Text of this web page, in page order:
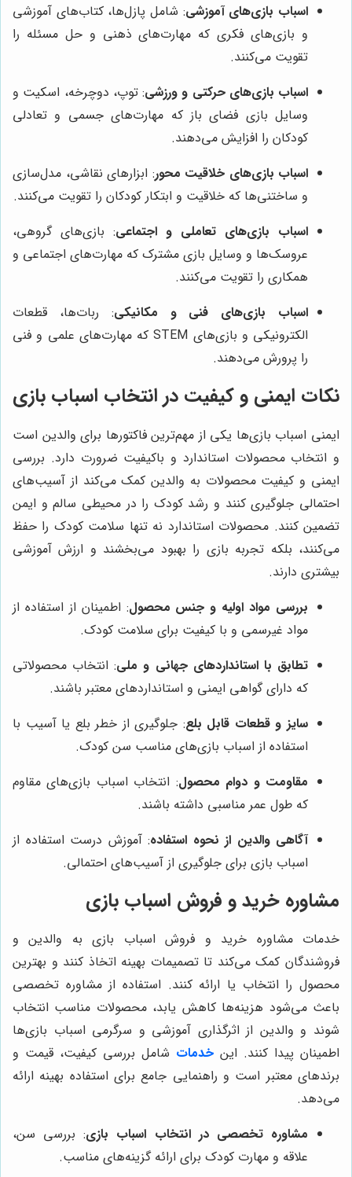
اسباب بازی‌های آموزشی: شامل پازل‌ها، کتاب‌های آموزشی
و بازی‌های فکری که مهارت‌های ذهنی و حل مسئله را
تقویت می‌کنند.
اسباب بازی‌های حرکتی و ورزشی: توپ، دوچرخه، اسکیت و
وسایل بازی فضای باز که مهارت‌های جسمی و تعادلی
کودکان را افزایش می‌دهند.
اسباب بازی‌های خلاقیت محور: ابزارهای نقاشی، مدل‌سازی
و ساختنی‌ها که خلاقیت و ابتکار کودکان را تقویت می‌کنند.
اسباب بازی‌های تعاملی و اجتماعی: بازی‌های گروهی،
عروسک‌ها و وسایل بازی مشترک که مهارت‌های اجتماعی و
همکاری را تقویت می‌کنند.
اسباب بازی‌های فنی و مکانیکی: ربات‌ها، قطعات
الکترونیکی و بازی‌های STEM که مهارت‌های علمی و فنی
را پرورش می‌دهند.
نکات ایمنی و کیفیت در انتخاب اسباب بازی
ایمنی اسباب بازی‌ها یکی از مهم‌ترین فاکتورها برای والدین است
و انتخاب محصولات استاندارد و باکیفیت ضرورت دارد. بررسی
ایمنی و کیفیت محصولات به والدین کمک می‌کند از آسیب‌های
احتمالی جلوگیری کنند و رشد کودک را در محیطی سالم و ایمن
تضمین کنند. محصولات استاندارد نه تنها سلامت کودک را حفظ
می‌کنند، بلکه تجربه بازی را بهبود می‌بخشند و ارزش آموزشی
بیشتری دارند.
بررسی مواد اولیه و جنس محصول: اطمینان از استفاده از
مواد غیرسمی و با کیفیت برای سلامت کودک.
تطابق با استانداردهای جهانی و ملی: انتخاب محصولاتی
که دارای گواهی ایمنی و استانداردهای معتبر باشند.
سایز و قطعات قابل بلع: جلوگیری از خطر بلع یا آسیب با
استفاده از اسباب بازی‌های مناسب سن کودک.
مقاومت و دوام محصول: انتخاب اسباب بازی‌های مقاوم
که طول عمر مناسبی داشته باشند.
آگاهی والدین از نحوه استفاده: آموزش درست استفاده از
اسباب بازی برای جلوگیری از آسیب‌های احتمالی.
مشاوره خرید و فروش اسباب بازی
خدمات مشاوره خرید و فروش اسباب بازی به والدین و
فروشندگان کمک می‌کند تا تصمیمات بهینه اتخاذ کنند و بهترین
محصول را انتخاب یا ارائه کنند. استفاده از مشاوره تخصصی
باعث می‌شود هزینه‌ها کاهش یابد، محصولات مناسب انتخاب
شوند و والدین از اثرگذاری آموزشی و سرگرمی اسباب بازی‌ها
اطمینان پیدا کنند. این خدمات شامل بررسی کیفیت، قیمت و
برندهای معتبر است و راهنمایی جامع برای استفاده بهینه ارائه
می‌دهد.
مشاوره تخصصی در انتخاب اسباب بازی: بررسی سن،
علاقه و مهارت کودک برای ارائه گزینه‌های مناسب.